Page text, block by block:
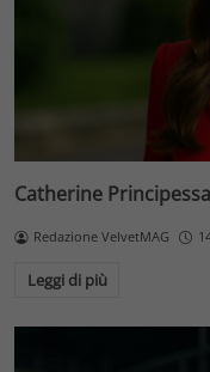
Catherine
Redazione VelvetMAG
Leggi di più